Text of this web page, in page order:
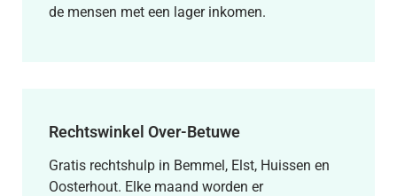
de mensen met een lager inkomen.
Rechtswinkel Over-Betuwe
Gratis rechtshulp in Bemmel, Elst, Huissen en
Oosterhout. Elke maand worden er